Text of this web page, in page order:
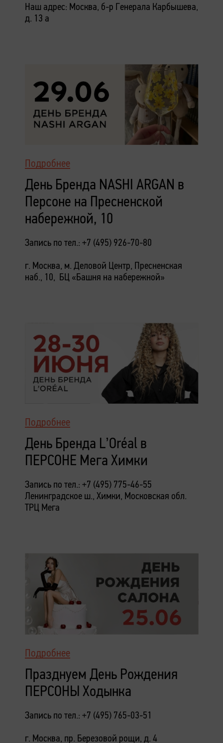
Наш адрес: Москва, б-р Генерала Карбышева,
д. 13 а
Подробнее
День Бренда NASHI ARGAN в
Персоне на Пресненской
набережной, 10
Запись по тел.: +7 (495) 926-70-80
г. Москва, м. Деловой Центр, Пресненская
наб., 10, БЦ «Башня на набережной»
Подробнее
День Бренда L’Oréal в
ПЕРСОНЕ Мега Химки
Запись по тел.: +7 (495) 775-46-55
Ленинградское ш., Химки, Московская обл.
ТРЦ Мега
Подробнее
Празднуем День Рождения
ПЕРСОНЫ Ходынка
Запись по тел.: +7 (495) 765-03-51
г. Москва, пр. Березовой рощи, д. 4